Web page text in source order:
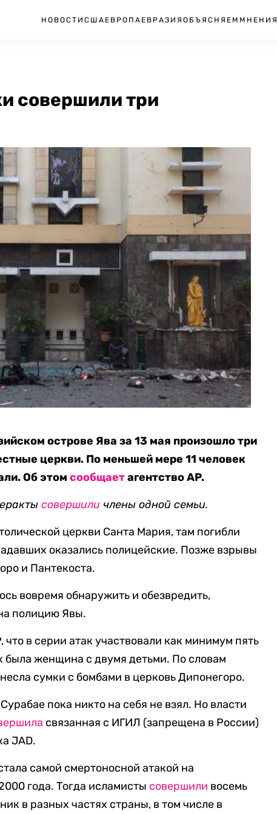
НОВОСТИ США ЕВРОПА ЕВРАЗИЯ ОБЪЯСНЯЕМ МНЕНИЯ
совершили три
острове Ява за 13 мая произошло три
церкви. По меньшей мере 11 человек
Об этомсообщаетагентство AP.
совершили члены одной семьи.
церкви Санта Мария, там погибли
оказались полицейские. Позже взрывы
и Пантекоста.
вовремя обнаружить и обезвредить,
полицию Явы.
что в серии атак участвовали как минимум пять
была женщина с двумя детьми. По словам
сумки с бомбами в церковь Дипонегоро.
пока никто на себя не взял. Но власти
связанная с ИГИЛ (запрещена в России)
JAD.
самой смертоносной атакой на
года. Тогда исламисты совершили восемь
в разных частях страны, в том числе в